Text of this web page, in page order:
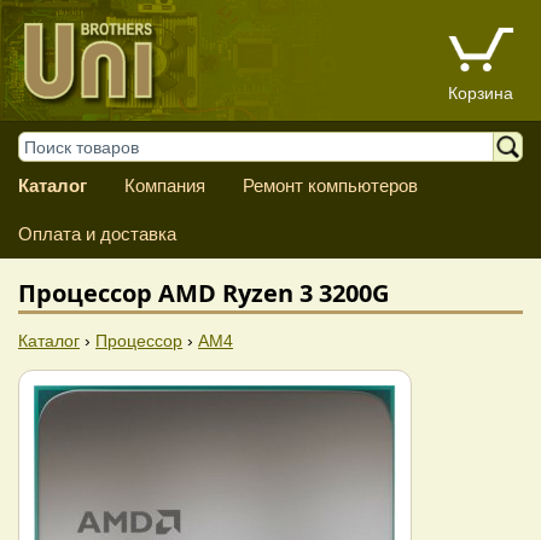
Корзина
Каталог Компания Ремонт компьютеров
Оплата и доставка
Процессор AMD Ryzen 3 3200G
Каталог › Процессор › AM4